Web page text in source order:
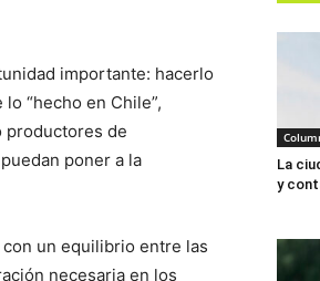
importante: hacerlo
“hecho en Chile”,
productores de
poner a la
un equilibrio entre las
necesaria en los
La
y